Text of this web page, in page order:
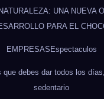
UNA NUEVA
PARA EL
EMPRESAS Espectaculos
debes dar todos los
sedentario